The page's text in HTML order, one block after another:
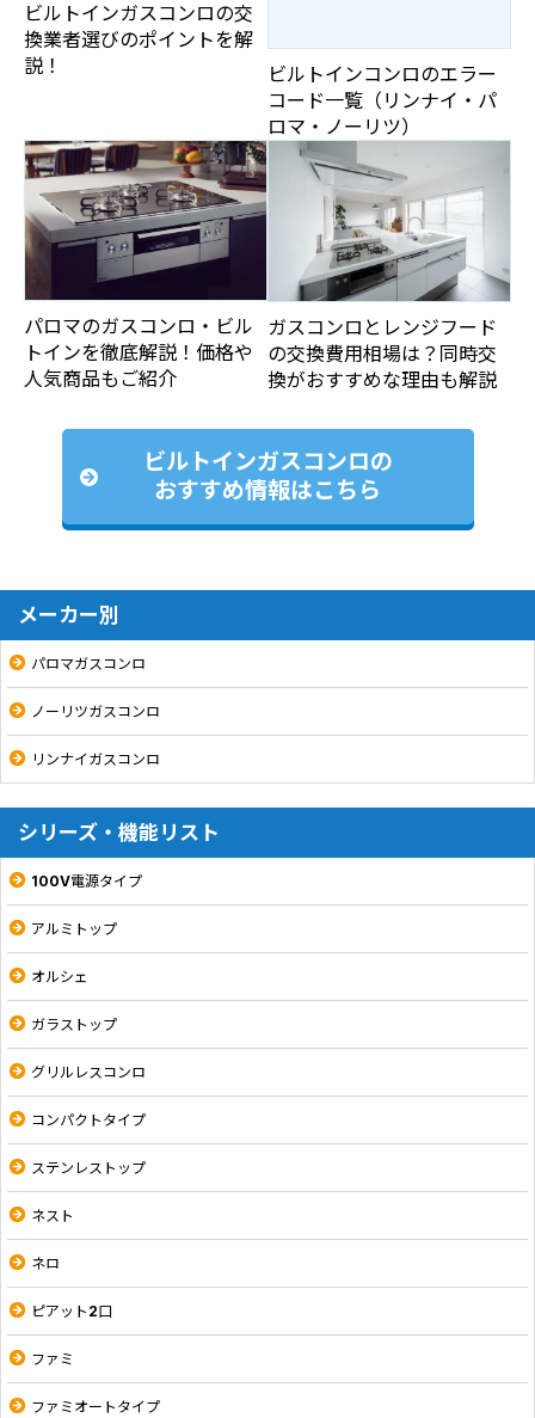
ビルトインガスコンロの交
換業者選びのポイントを解
説！
ビルトインコンロのエラー
コード一覧（リンナイ・パ
ロマ・ノーリツ）
パロマのガスコンロ・ビル
トインを徹底解説！価格や
人気商品もご紹介
ガスコンロとレンジフード
の交換費用相場は？同時交
換がおすすめな理由も解説
ビルトインガスコンロの
おすすめ情報はこちら
メーカー別
パロマガスコンロ
ノーリツガスコンロ
リンナイガスコンロ
シリーズ・機能リスト
100V電源タイプ
アルミトップ
オルシェ
ガラストップ
グリルレスコンロ
コンパクトタイプ
ステンレストップ
ネスト
ネロ
ピアット2口
ファミ
ファミオートタイプ